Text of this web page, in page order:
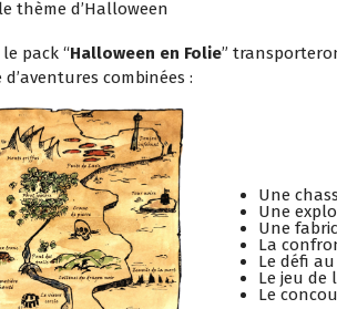
thème d’Halloween
pack “Halloween en Folie”
combinées :
Une
Une
Une
La
Le défi
Le jeu de
Le